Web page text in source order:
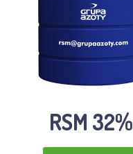
RSM 32%